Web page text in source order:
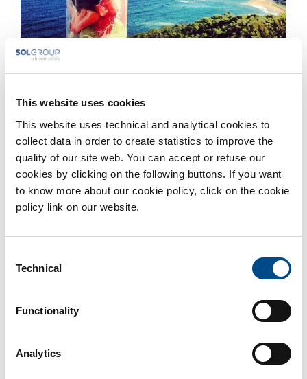
This website uses cookies
This website uses technical and analytical cookies to
collect data in order to create statistics to improve the
quality of our site web. You can accept or refuse our
cookies by clicking on the following buttons. If you want
to know more about our cookie policy, click on the cookie
policy link on our website.
Selection
Technical
Functionality
Analytics
Cos’è la melanina e quali alimenti aiutano a
stimolarla?
La melanina è un pigmento con funzione fotoprotettiva
Continua a leggere